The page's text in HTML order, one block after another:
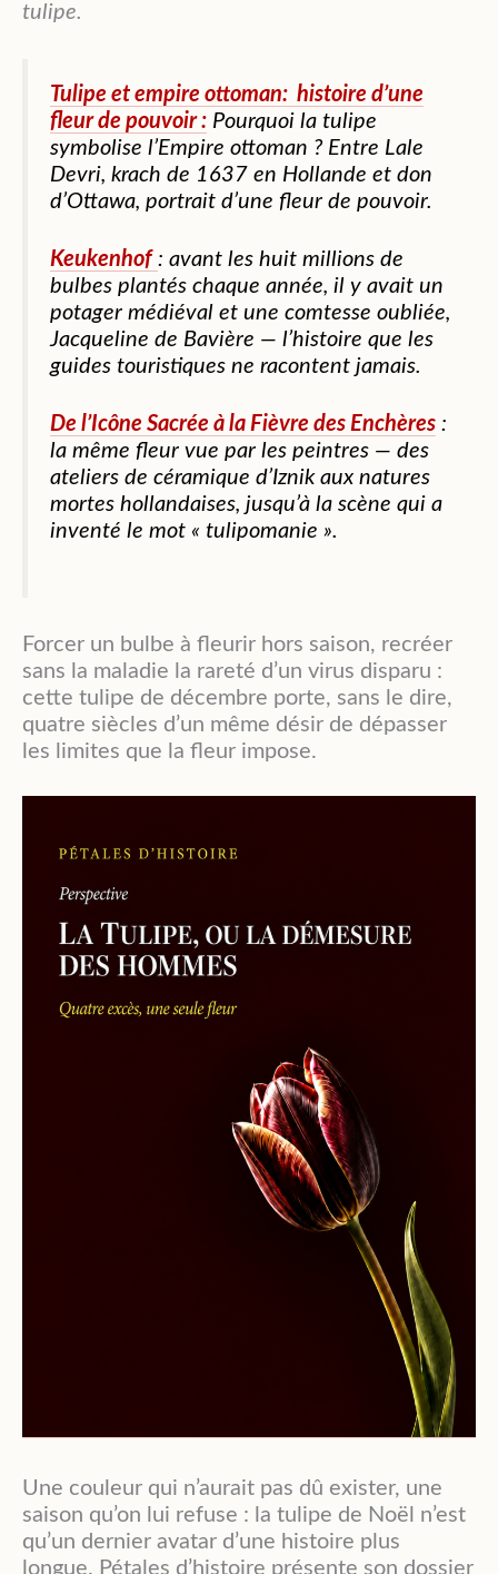
tulipe.
Tulipe et empire ottoman: histoire d’une
fleur de pouvoir : Pourquoi la tulipe
symbolise l’Empire ottoman ? Entre Lale
Devri, krach de 1637 en Hollande et don
d’Ottawa, portrait d’une fleur de pouvoir.
Keukenhof : avant les huit millions de
bulbes plantés chaque année, il y avait un
potager médiéval et une comtesse oubliée,
Jacqueline de Bavière — l’histoire que les
guides touristiques ne racontent jamais.
De l’Icône Sacrée à la Fièvre des Enchères :
la même fleur vue par les peintres — des
ateliers de céramique d’Iznik aux natures
mortes hollandaises, jusqu’à la scène qui a
inventé le mot « tulipomanie ».
Forcer un bulbe à fleurir hors saison, recréer
sans la maladie la rareté d’un virus disparu :
cette tulipe de décembre porte, sans le dire,
quatre siècles d’un même désir de dépasser
les limites que la fleur impose.
Une couleur qui n’aurait pas dû exister, une
saison qu’on lui refuse : la tulipe de Noël n’est
qu’un dernier avatar d’une histoire plus
longue. Pétales d’histoire présente son dossier